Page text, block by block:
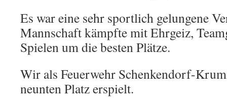
Es war eine sehr sportlich gelungene
Mannschaft kämpfte mit Ehrgeiz,
Spielen um die besten Plätze.
Wir als Feuerwehr Schenkendorf-
neunten Platz erspielt.